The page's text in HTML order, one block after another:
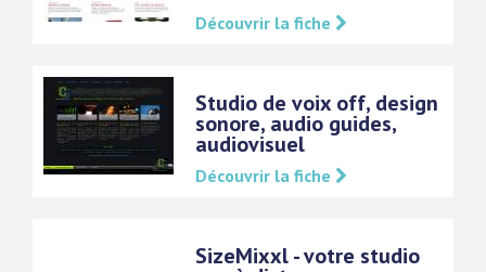
Découvrir la fiche
Studio de voix off, design
sonore, audio guides,
audiovisuel
Découvrir la fiche
SizeMixxl - votre studio